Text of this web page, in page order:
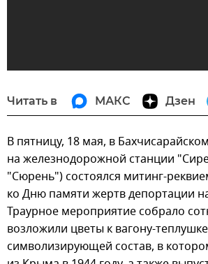
Читать в МАКС Дзен
В пятницу, 18 мая, в
на железнодорожной станции
"Сюрень") состоялся митинг-
ко Дню памяти жертв депортации
Траурное мероприятие собрало
возложили цветы к вагону-
символизирующей состав, в